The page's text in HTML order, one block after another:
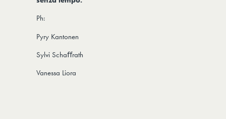
Ph:
Pyry Kantonen
Sylvi Schaﬀrath
Vanessa Liora